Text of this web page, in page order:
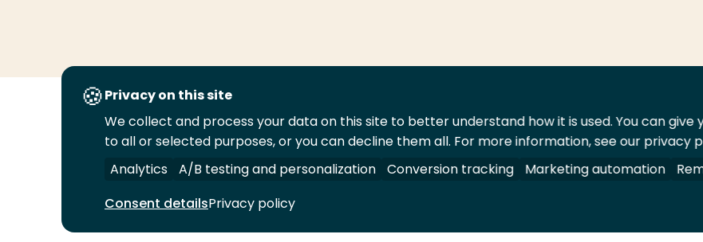
Volg
ons
op
Volg
ons
op
Volg
ons
op
Volg
ons
op
Juridisch Security A-Z Index Contact Leveranciers
© 2026 Hogeschool Rotterdam. Alle rechten voorbehouden.
Privacy on this site
We collect and process your data on this site to better understand how it is used. You can give
to all or selected purposes, or you can decline them all. For more information, see our privacy
Analytics
A/B testing and personalization Conversion tracking Marketing automation
Consent detailsPrivacy policy